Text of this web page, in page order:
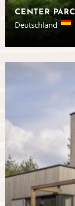
Deutschland